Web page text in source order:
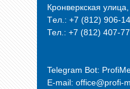
Кронверкская
Tел.: +7 (812) 906-
Тел.: +7 (812) 407-
Telegram Bot:
E-mail: office@profi-